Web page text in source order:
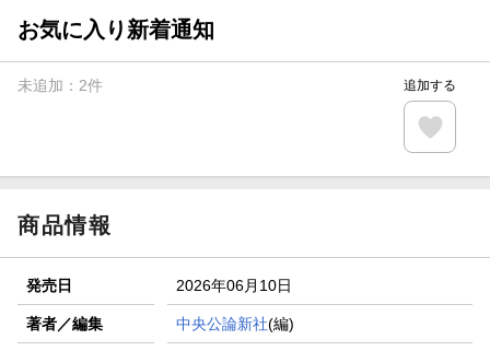
お気に入り新着通知
未追加： 2件 追加する
商品情報
発売日 2026年06月10日
著者／編集 中央公論新社(編)